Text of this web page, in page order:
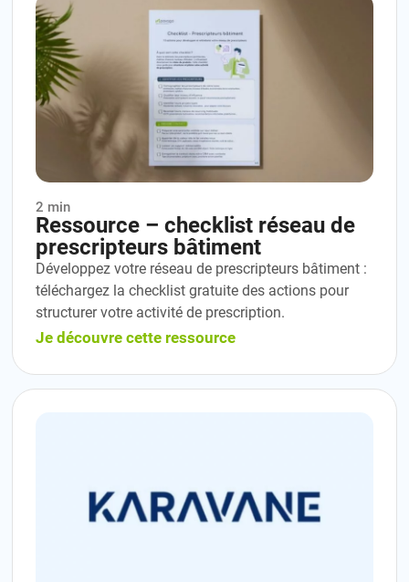
2 min
Ressource – checklist réseau de
prescripteurs bâtiment
Développez votre réseau de prescripteurs bâtiment :
téléchargez la checklist gratuite des actions pour
structurer votre activité de prescription.
Je découvre cette ressource